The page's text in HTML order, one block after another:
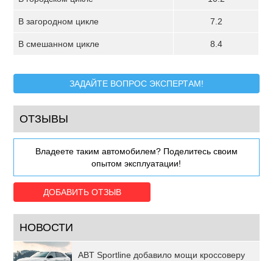
В загородном цикле 7.2
В смешанном цикле 8.4
ЗАДАЙТЕ ВОПРОС ЭКСПЕРТАМ!
ОТЗЫВЫ
Владеете таким автомобилем? Поделитесь своим
опытом эксплуатации!
ДОБАВИТЬ ОТЗЫВ
НОВОСТИ
ABT Sportline добавило мощи кроссоверу